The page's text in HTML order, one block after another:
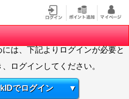
は、下記よりログインが必要と
ログインしてください。
でログイン ▼